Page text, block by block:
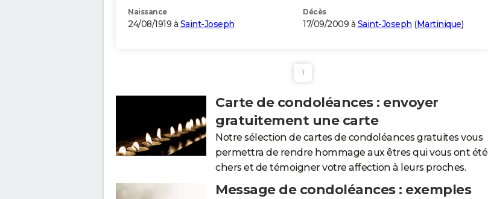
Naissance
24/08/1919 à Saint-Joseph
Décès
17/09/2009 à Saint-Joseph (Martinique)
1
Carte de condoléances : envoyer
gratuitement une carte
Notre sélection de cartes de condoléances gratuites vous
permettra de rendre hommage aux êtres qui vous ont été
chers et de témoigner votre affection à leurs proches.
Message de condoléances : exemples